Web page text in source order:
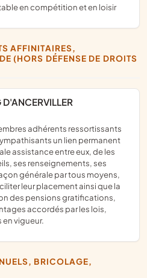
en compétition et en loisir
(HORS DÉFENSE DE DROITS
D'ANCERVILLER
un lien permanent
assistance entre eux, de les
ses renseignements, ses
générale par tous moyens,
leur placement ainsi que la
des pensions gratifications,
accordés par les lois,
vigueur.